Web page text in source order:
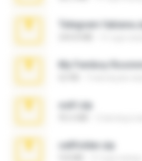
Telegram
My Femboy
ouh!.zip
cellfolder.zip